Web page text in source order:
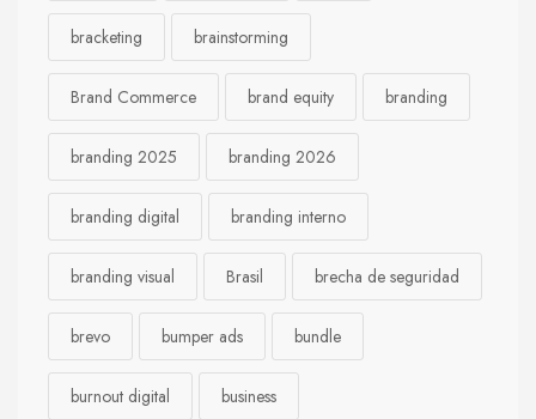
bracketing brainstorming
Brand Commerce brand equity branding
branding 2025 branding 2026
branding digital branding interno
branding visual Brasil brecha de seguridad
brevo bumper ads bundle
burnout digital business